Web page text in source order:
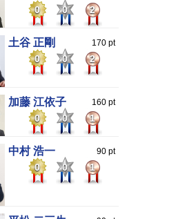
0 0 2
土谷 正剛 170 pt
0 0 2
加藤 江依子 160 pt
0 0 1
中村 浩一 90 pt
0 0 1